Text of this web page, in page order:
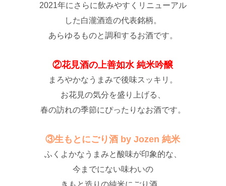
2021年にさらに飲みやすくリニューアル
した白瀧酒造の代表銘柄。
あらゆるものと調和するお酒です。
②花見酒の上善如水 純米吟醸
まろやかなうまみで後味スッキリ。
お花見の気分を盛り上げる、
春の訪れの季節にぴったりなお酒です。
③生もとにごり酒 by Jozen 純米
ふくよかなうまみと酸味が印象的な、
今までにない味わいの